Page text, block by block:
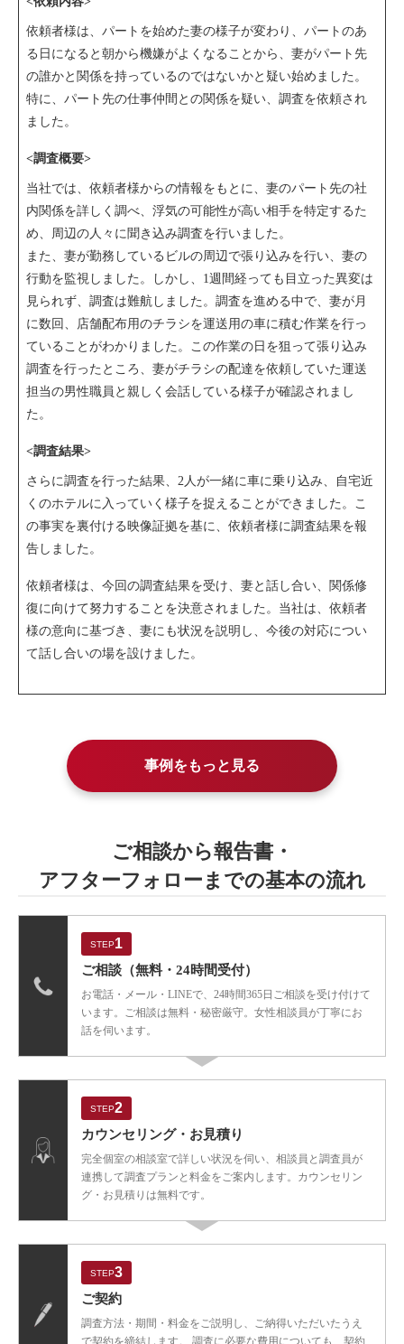
依頼者様は、パートを始めた妻の様子が変わり、パートのあ
る日になると朝から機嫌がよくなることから、妻がパート先
の誰かと関係を持っているのではないかと疑い始めました。
特に、パート先の仕事仲間との関係を疑い、調査を依頼され
ました。
<調査概要>
当社では、依頼者様からの情報をもとに、妻のパート先の社
内関係を詳しく調べ、浮気の可能性が高い相手を特定するた
め、周辺の人々に聞き込み調査を行いました。
また、妻が勤務しているビルの周辺で張り込みを行い、妻の
行動を監視しました。しかし、1週間経っても目立った異変は
見られず、調査は難航しました。調査を進める中で、妻が月
に数回、店舗配布用のチラシを運送用の車に積む作業を行っ
ていることがわかりました。この作業の日を狙って張り込み
調査を行ったところ、妻がチラシの配達を依頼していた運送
担当の男性職員と親しく会話している様子が確認されまし
た。
<調査結果>
さらに調査を行った結果、2人が一緒に車に乗り込み、自宅近
くのホテルに入っていく様子を捉えることができました。こ
の事実を裏付ける映像証拠を基に、依頼者様に調査結果を報
告しました。
依頼者様は、今回の調査結果を受け、妻と話し合い、関係修
復に向けて努力することを決意されました。当社は、依頼者
様の意向に基づき、妻にも状況を説明し、今後の対応につい
て話し合いの場を設けました。
事例をもっと見る
ご相談から報告書・
アフターフォローまでの基本の流れ
STEP1
ご相談 （無料・24時間受付）
お電話・メール・LINEで、24時間365日ご相談を受け付けて
います。ご相談は無料・秘密厳守。女性相談員が丁寧にお
話を伺います。
STEP2
カウンセリング・ お見積り
完全個室の相談室で詳しい状況を伺い、相談員と調査員が
連携して調査プランと料金をご案内します。カウンセリン
グ・お見積りは無料です。
STEP3
ご契約
調査方法・期間・料金をご説明し、ご納得いただいたうえ